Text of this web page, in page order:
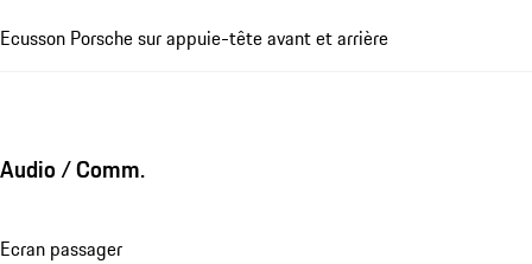
Ecusson Porsche sur appuie-tête avant et arrière
Audio / Comm.
Ecran passager